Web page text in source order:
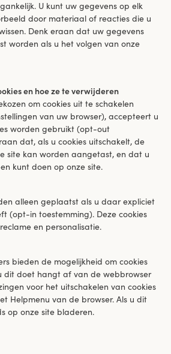
U kunt uw gegevens op elk
door materiaal of reacties die u
Denk eraan dat uw gegevens
worden als u het volgen van onze
en hoe ze te verwijderen
om cookies uit te schakelen
van uw browser), accepteert u
worden gebruikt (opt-out
dat, als u cookies uitschakelt, de
site kan worden aangetast, en dat u
kunt doen op onze site.
alleen geplaatst als u daar expliciet
(opt-in toestemming). Deze cookies
en personalisatie.
bieden de mogelijkheid om cookies
dit doet hangt af van de webbrowser
voor het uitschakelen van cookies
Helpmenu van de browser. Als u dit
op onze site bladeren.